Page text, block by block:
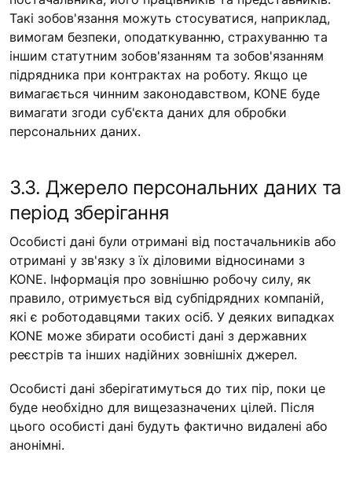
Такі зобов'язання можуть стосуватися, наприклад,
вимогам безпеки, оподаткуванню, страхуванню та
іншим статутним зобов'язанням та зобов'язанням
підрядника при контрактах на роботу. Якщо це
вимагається чинним законодавством, KONE буде
вимагати згоди суб'єкта даних для обробки
персональних даних.
3.3. Джерело персональних даних та
період зберігання
Особисті дані були отримані від постачальників або
отримані у зв'язку з їх діловими відносинами з
KONE. Інформація про зовнішню робочу силу, як
правило, отримується від субпідрядних компаній,
які є роботодавцями таких осіб. У деяких випадках
KONE може збирати особисті дані з державних
реєстрів та інших надійних зовнішніх джерел.
Особисті дані зберігатимуться до тих пір, поки це
буде необхідно для вищезазначених цілей. Після
цього особисті дані будуть фактично видалені або
анонімні.